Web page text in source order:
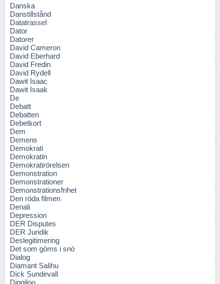
Danska
Danstillstånd
Datatrassel
Dator
Datorer
David Cameron
David Eberhard
David Fredin
David Rydell
Dawit Isaac
Dawit Isaak
De
Debatt
Debatten
Debetkort
Dem
Demens
Demokrati
Demokratin
Demokratirörelsen
Demonstration
Demonstrationer
Demonstrationsfrihet
Den röda filmen
Denali
Depression
DER Disputes
DER Juridik
Deslegitimering
Det som göms i snö
Dialog
Diamant Salihu
Dick Sundevall
Diggiloo